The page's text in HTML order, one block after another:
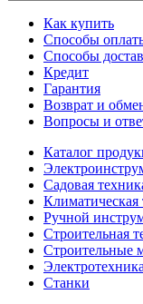
Как купить
Способы
Способы
Кредит
Гарантия
Возврат и
Вопросы и
Каталог
Садовая
Климатическая
Ручной
Строительная
Строительные
Электротехника
Станки